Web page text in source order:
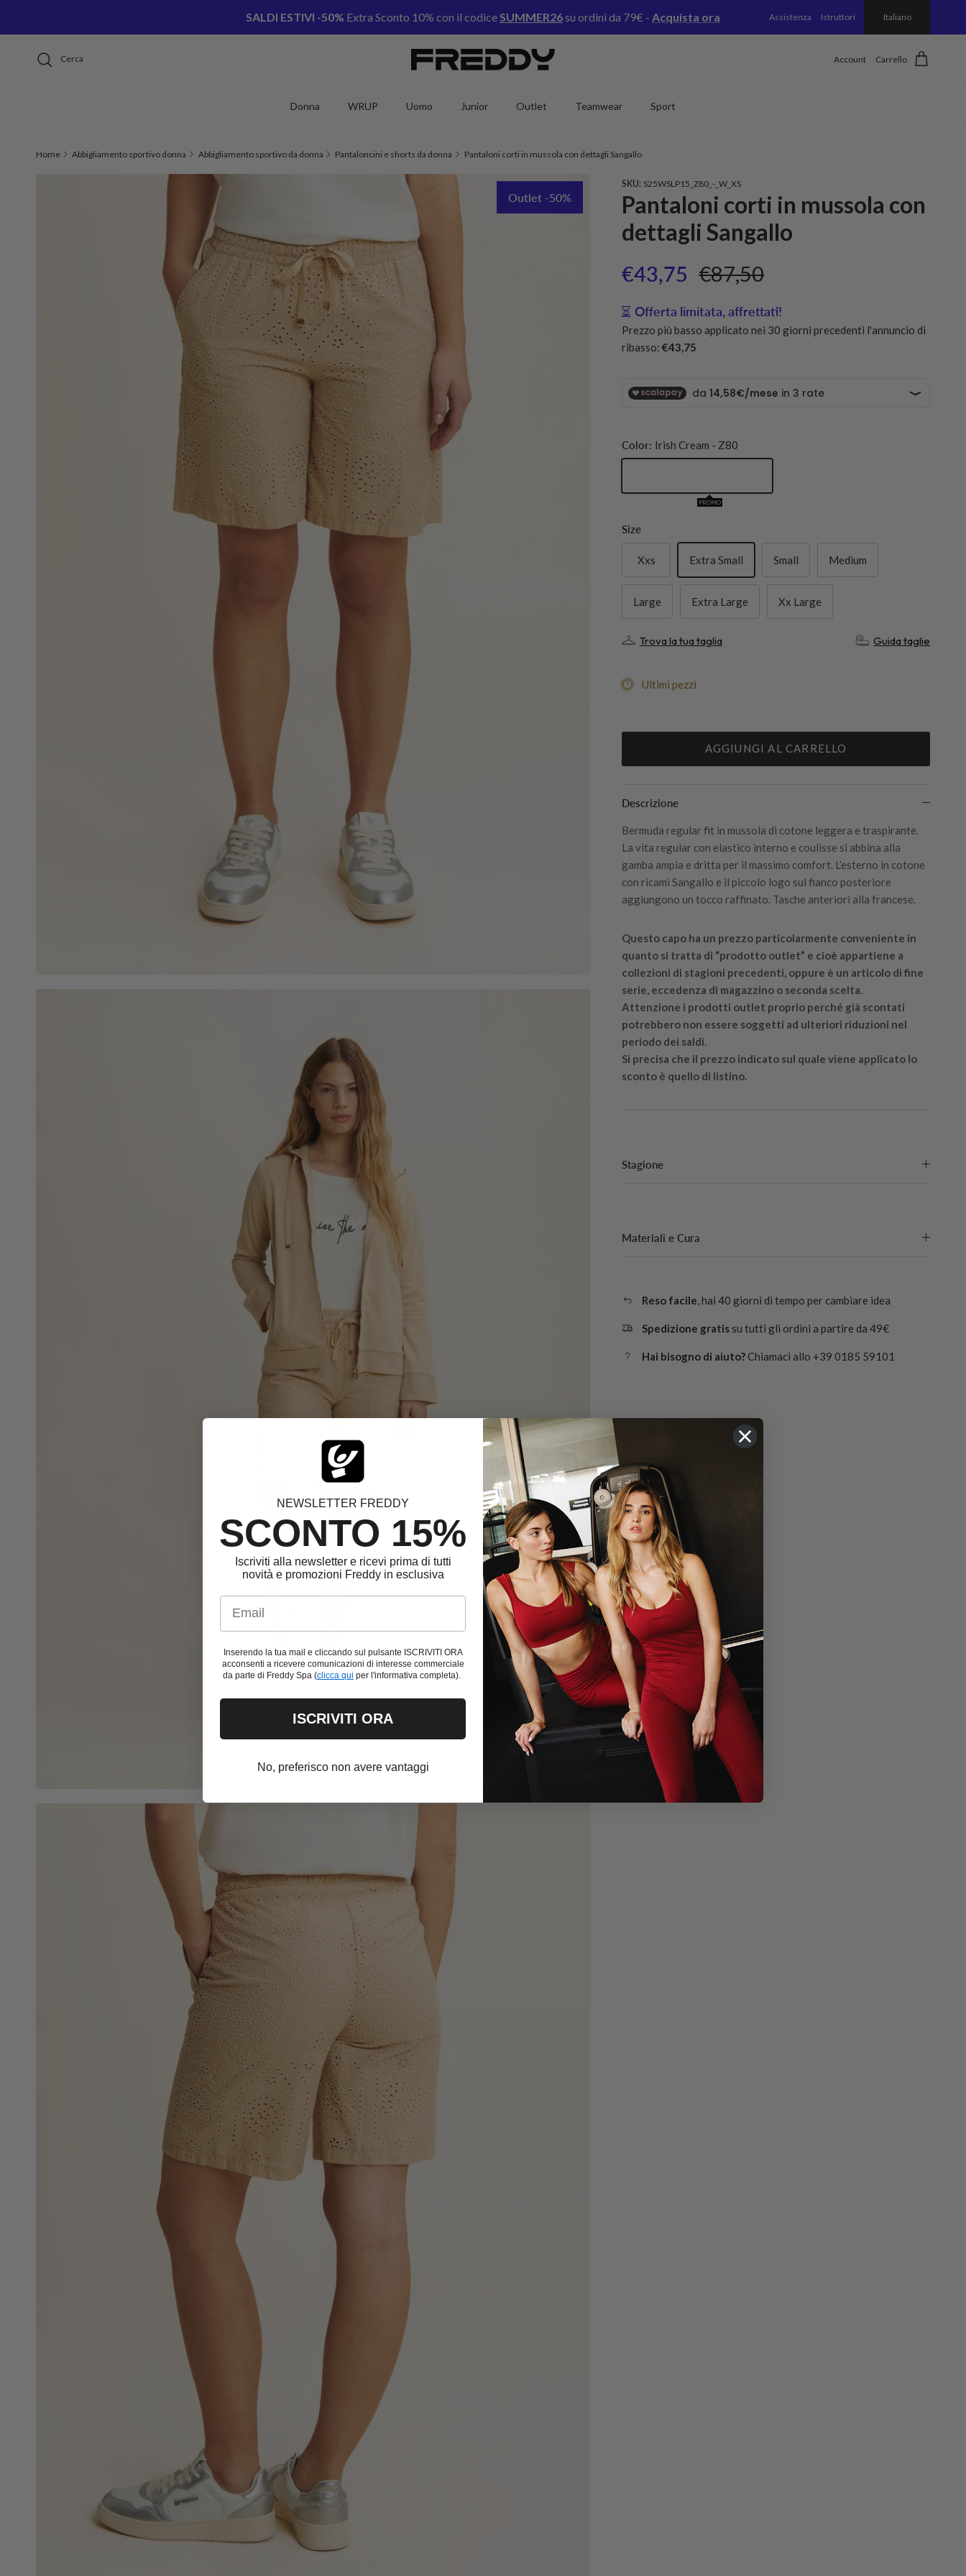
SALDI ESTIVI -50% Extra Sconto 10% con il codiceSUMMER26su ordini da 79€ - Acquista ora Assistenza Istruttori Italiano
Cerca Account Carrello
Donna WRUP Uomo Junior Outlet Teamwear Sport
Home Abbigliamento sportivo donna Abbigliamento sportivo da donna Pantaloncini e shorts da donna Pantaloni corti in mussola con dettagli Sangallo
Passa alle informazioni sul prodotto
Outlet -50%
SKU: S25WSLP15_Z80_-_W_XS
Pantaloni corti in mussola con
dettagli Sangallo
Prezzo di vendita
€43,75 Prezzo normale
€87,50
Offerta limitata, affrettati!
Prezzo più basso applicato nei 30 giorni precedenti l'annuncio di
ribasso:€43,75
Color: Irish Cream - Z80
PROMO
Size
Xxs Extra Small Small Medium
Large Extra Large Xx Large
Trova la tua taglia Guida taglie
Ultimi pezzi
AGGIUNGI AL CARRELLO
Descrizione
Bermuda regular fit in mussola di cotone leggera e traspirante.
La vita regular con elastico interno e coulisse si abbina alla
gamba ampia e dritta per il massimo comfort. L’esterno in cotone
con ricami Sangallo e il piccolo logo sul fianco posteriore
aggiungono un tocco raffinato. Tasche anteriori alla francese.
Questo capo ha un prezzo particolarmente conveniente in
quanto si tratta di “prodotto outlet” e cioè appartiene a
collezioni di stagioni precedenti, oppure è un articolo di fine
serie, eccedenza di magazzino o seconda scelta.
Attenzione i prodotti outlet proprio perché già scontati
potrebbero non essere soggetti ad ulteriori riduzioni nel
periodo dei saldi.
Si precisa che il prezzo indicato sul quale viene applicato lo
sconto è quello di listino.
Stagione
Materiali e Cura
Reso facile, hai 40 giorni di tempo per cambiare idea
Spedizione gratis su tutti gli ordini a partire da 49€
Hai bisogno di aiuto?Chiamaci allo +39 0185 59101
NEWSLETTER FREDDY
SCONTO 15%
Iscriviti alla newsletter e ricevi prima di tutti
novità e promozioni Freddy in esclusiva
Email
Inserendo la tua mail e cliccando sul pulsante ISCRIVITI ORA
acconsenti a ricevere comunicazioni di interesse commerciale
da parte di Freddy Spa (clicca qui per l'informativa completa).
ISCRIVITI ORA
No, preferisco non avere vantaggi